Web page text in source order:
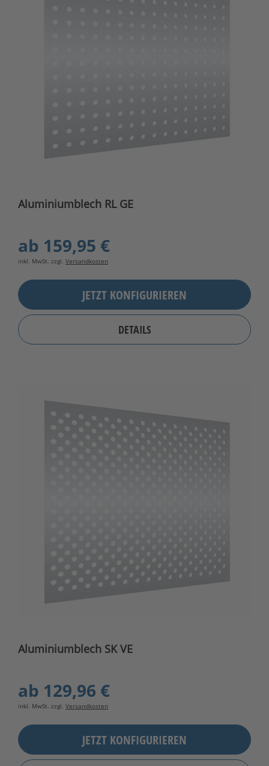
Aluminiumblech RL GE
ab 159,95 €
inkl. MwSt. zzgl. Versandkosten
JETZT KONFIGURIEREN
DETAILS
Aluminiumblech SK VE
ab 129,96 €
inkl. MwSt. zzgl. Versandkosten
JETZT KONFIGURIEREN